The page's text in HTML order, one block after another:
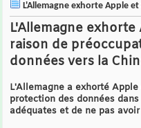
L'Allemagne exhorte Apple
L'Allemagne
raison de
données vers la
L'Allemagne a exhorté
protection des données
adéquates et de ne pas